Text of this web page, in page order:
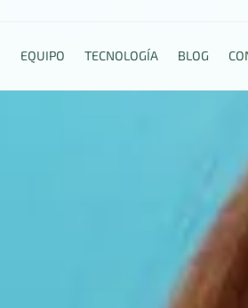
EQUIPO TECNOLOGÍA BLOG